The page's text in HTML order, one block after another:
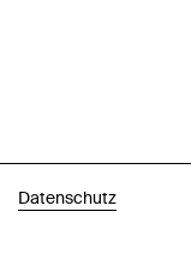
Datenschutz